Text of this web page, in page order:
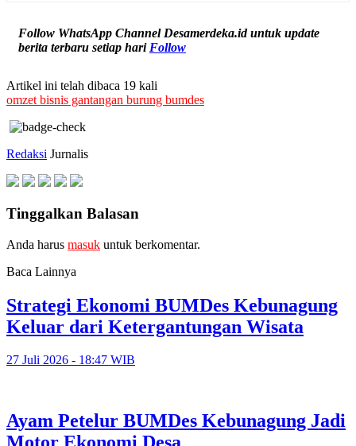
Follow WhatsApp Channel Desamerdeka.id untuk update
berita terbaru setiap hari Follow
Artikel ini telah dibaca 19 kali
omzet bisnis gantangan burung bumdes
Redaksi Jurnalis
Tinggalkan Balasan
Anda harus masuk untuk berkomentar.
Baca Lainnya
Strategi Ekonomi BUMDes Kebunagung
Keluar dari Ketergantungan Wisata
27 Juli 2026 - 18:47 WIB
Ayam Petelur BUMDes Kebunagung Jadi